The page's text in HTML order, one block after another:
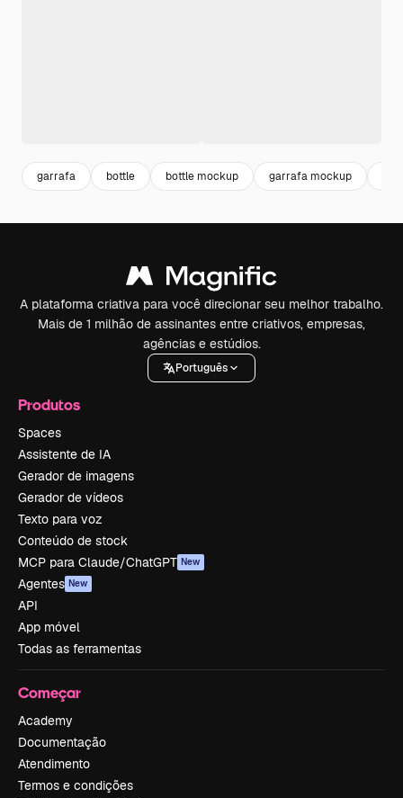
garrafa bottle bottle mockup garrafa mockup
A plataforma criativa para você direcionar seu melhor trabalho.
Mais de 1 milhão de assinantes entre criativos, empresas,
agências e estúdios.
Português
Produtos
Spaces
Assistente de IA
Gerador de imagens
Gerador de vídeos
Texto para voz
Conteúdo de stock
MCP para Claude/ChatGPT New
Agentes New
API
App móvel
Todas as ferramentas
Começar
Academy
Documentação
Atendimento
Termos e condições